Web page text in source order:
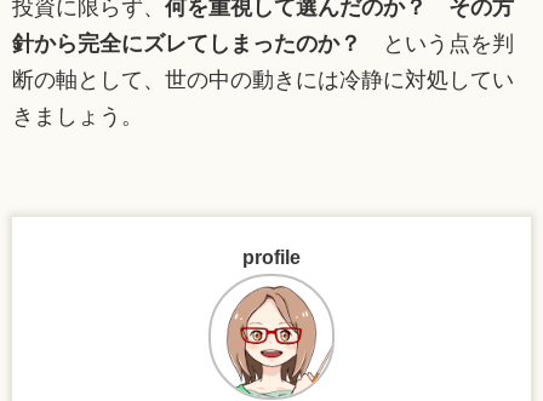
投資に限らず、 何を重視して選んだのか？ その方
針から完全にズレてしまったのか？
という点を判
断の軸として、世の中の動きには冷静に対処してい
きましょう。
profile